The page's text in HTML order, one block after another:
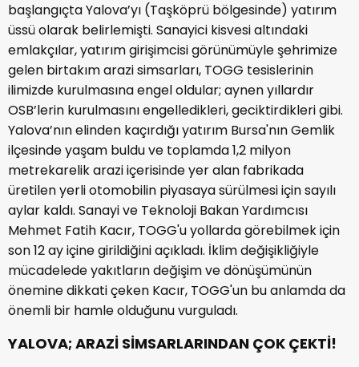
başlangıçta Yalova’yı (Taşköprü bölgesinde) yatırım
üssü olarak belirlemişti. Sanayici kisvesi altındaki
emlakçılar, yatırım girişimcisi görünümüyle şehrimize
gelen birtakım arazi simsarları, TOGG tesislerinin
ilimizde kurulmasına engel oldular; aynen yıllardır
OSB’lerin kurulmasını engelledikleri, geciktirdikleri gibi.
Yalova’nın elinden kaçırdığı yatırım Bursa'nın Gemlik
ilçesinde yaşam buldu ve toplamda 1,2 milyon
metrekarelik arazi içerisinde yer alan fabrikada
üretilen yerli otomobilin piyasaya sürülmesi için sayılı
aylar kaldı. Sanayi ve Teknoloji Bakan Yardımcısı
Mehmet Fatih Kacır, TOGG'u yollarda görebilmek için
son 12 ay içine girildiğini açıkladı. İklim değişikliğiyle
mücadelede yakıtların değişim ve dönüşümünün
önemine dikkati çeken Kacır, TOGG'un bu anlamda da
önemli bir hamle olduğunu vurguladı.
YALOVA; ARAZİ SİMSARLARINDAN ÇOK ÇEKTİ!